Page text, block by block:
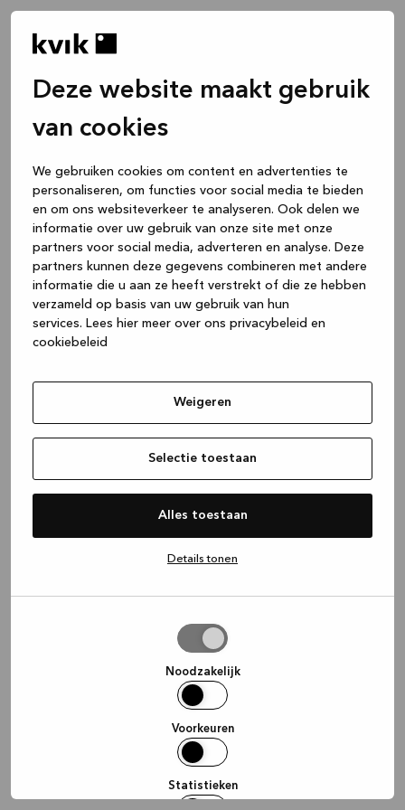
Deze website maakt gebruik
van cookies
We gebruiken cookies om content en advertenties te
personaliseren, om functies voor social media te bieden
en om ons websiteverkeer te analyseren. Ook delen we
informatie over uw gebruik van onze site met onze
partners voor social media, adverteren en analyse. Deze
partners kunnen deze gegevens combineren met andere
informatie die u aan ze heeft verstrekt of die ze hebben
verzameld op basis van uw gebruik van hun
services. Lees hier meer over ons privacybeleid en
cookiebeleid
Weigeren
Selectie toestaan
Alles toestaan
Details tonen
Noodzakelijk
Voorkeuren
Statistieken
(see the browser console for more
information).